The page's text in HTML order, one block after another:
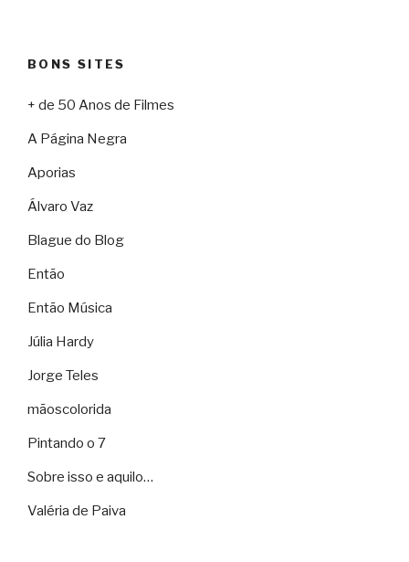
BONS SITES
+ de 50 Anos de Filmes
A Página Negra
Aporias
Álvaro Vaz
Blague do Blog
Então
Então Música
Júlia Hardy
Jorge Teles
mãoscolorida
Pintando o 7
Sobre isso e aquilo…
Valéria de Paiva